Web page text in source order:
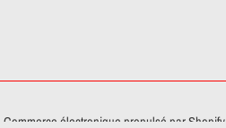
Commerce électronique propulsé par Shopify